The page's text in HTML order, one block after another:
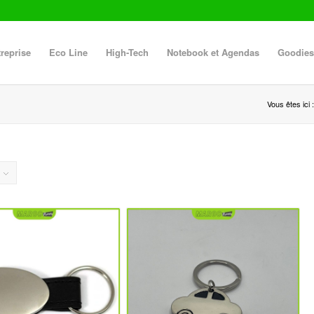
Eco Line High-Tech Notebook et Agendas Goodies
Vous êtes ici :